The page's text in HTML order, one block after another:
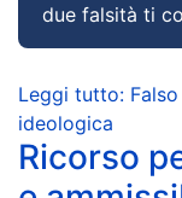
due falsità ti
Leggi tutto:
ideologica
Ricorso